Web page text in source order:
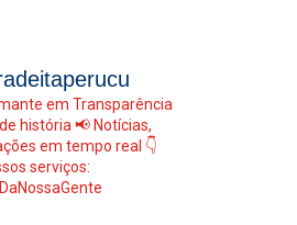
em Transparência
história 📢 Notícias,
em tempo real 👇
serviços: